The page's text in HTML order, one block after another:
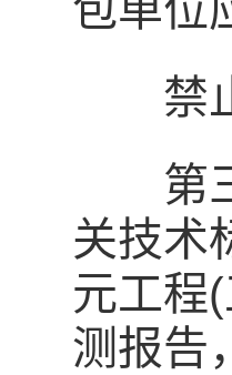
禁止
第三
关技术
元工程
测报告